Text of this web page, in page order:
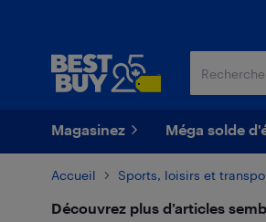
Magasinez Méga solde
Accueil Sports, loisirs et
Découvrez plus d’articles